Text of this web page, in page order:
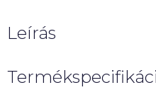
Leírás